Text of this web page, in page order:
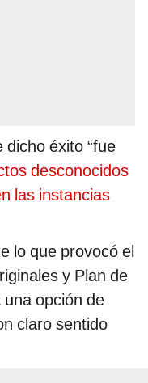
éxito “fue
desconocidos
las instancias
lo que provocó el
y Plan de
opción de
claro sentido